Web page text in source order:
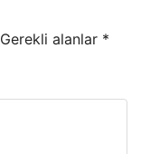
Gerekli alanlar *